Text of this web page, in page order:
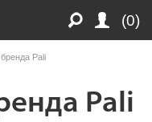
(0)
Pali
Pali